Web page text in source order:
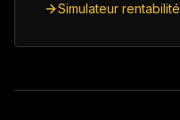
Simulateur rentabilité